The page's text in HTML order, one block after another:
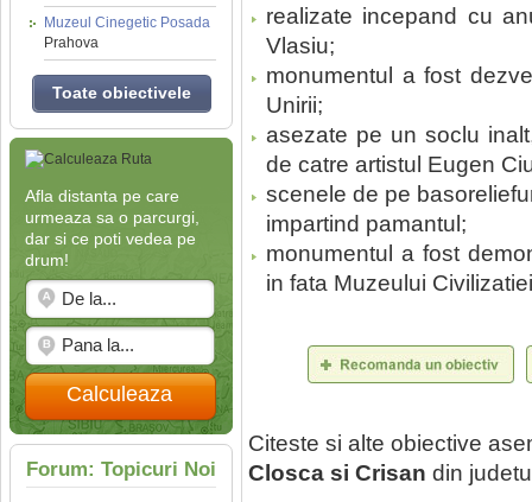
Muzeul Cinegetic Posada
Prahova
Toate obiectivele
Afla distanta pe care
urmeaza sa o parcurgi,
dar si ce poti vedea pe
drum!
Calculeaza
Forum: Topicuri Noi
realizate incepand cu
Vlasiu;
monumentul a fost
Unirii;
asezate pe un soclu
de catre artistul Eugen
scenele de pe
impartind pamantul;
monumentul a fost
in fata Muzeului
Citeste si alte obiective
Closca si Crisan din